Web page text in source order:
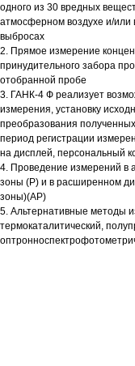
одного из 30 вредных
атмосферном воздухе и/
выбросах
2. Прямое измерение
принудительного забора
отобранной пробе
3. ГАНК-4 Ф реализует
измерения, установку
преобразования
период регистрации
на дисплей, персональный
4. Проведение измерений в
зоны (Р) и в расширенном
зоны)(АР)
5. Альтернативные методы
термокаталитический,